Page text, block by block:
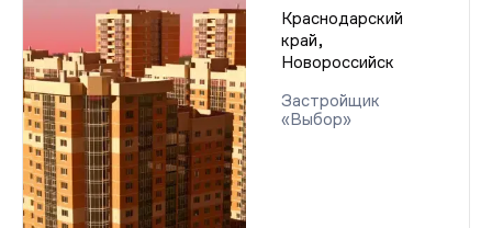
Краснодарский
край,
Новороссийск
Застройщик
«Выбор»